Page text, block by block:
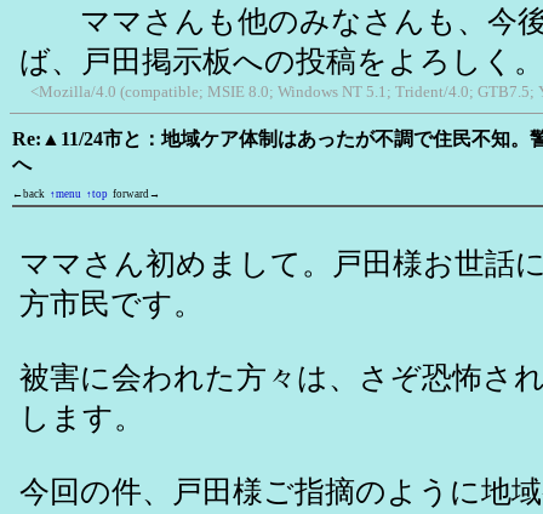
ママさんも他のみなさんも、今
ば、戸田掲示板への投稿をよろしく。
<Mozilla/4.0 (compatible; MSIE 8.0; Windows NT 5.1; Trident/4.0; GTB7.5;
Re:▲11/24市と：地域ケア体制はあったが不調で住民不知。
へ
←back ↑menu ↑top forward→
ママさん初めまして。戸田様お世話
方市民です。
被害に会われた方々は、さぞ恐怖さ
します。
今回の件、戸田様ご指摘のように地